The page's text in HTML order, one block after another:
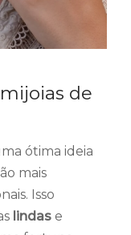
de
ótima ideia
mais
Isso
lindas e